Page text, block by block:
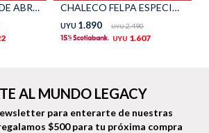
CHALECO POLAR DE ABRIGO - Beige CHALECO FELPA ESPECIAL - Azul
UYU 1.890 UYU 2.490
UYU 1.607
AL MUNDO LEGACY
para enterarte de nuestras
$500 para tu próxima compra